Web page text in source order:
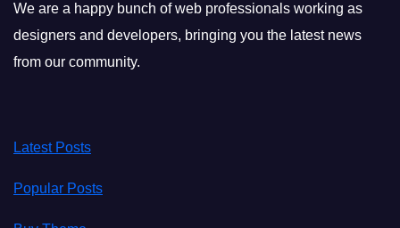
We are a happy bunch of web professionals working as
designers and developers, bringing you the latest news
from our community.
Latest Posts
Popular Posts